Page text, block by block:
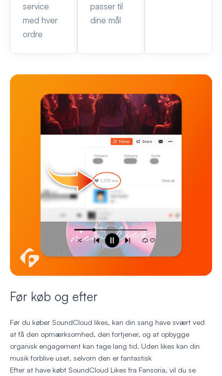
service
med hver
ordre
passer til
dine mål
Før køb og efter
Før du køber SoundCloud likes, kan din sang have svært ved
at få den opmærksomhed, den fortjener, og at opbygge
organisk engagement kan tage lang tid. Uden likes kan din
musik forblive uset, selvom den er fantastisk
Efter at have købt SoundCloud Likes fra Fansoria, vil du se